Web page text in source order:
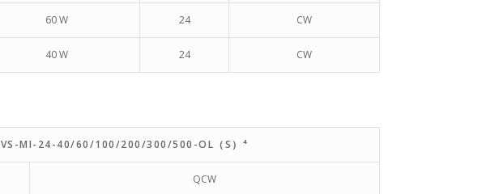
60 W 24 CW
40 W 24 CW
VS-MI-24-40/60/100/200/300/500-OL（S）⁴
QCW